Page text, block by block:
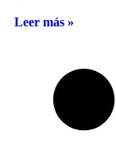
Leer más »